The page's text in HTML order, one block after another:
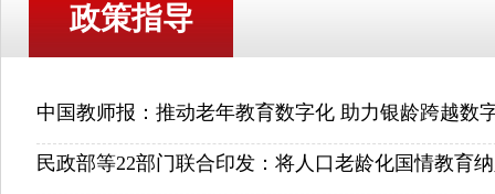
政策指导
中国教师报：推动老年教育数字化 助力银龄跨越数
民政部等22部门联合印发：将人口老龄化国情教育